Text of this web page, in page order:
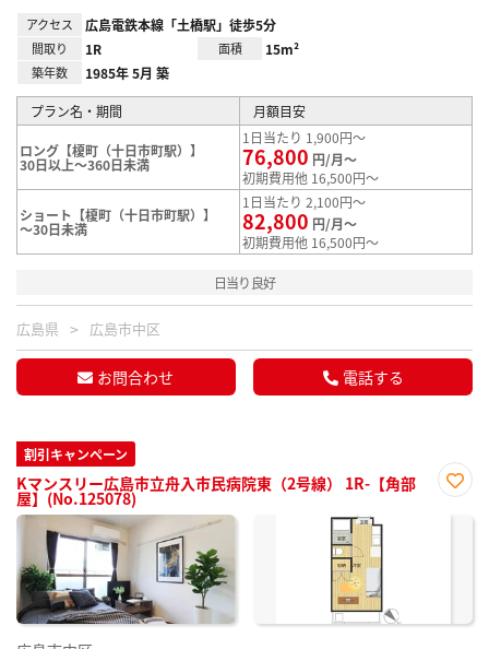
アクセス 広島電鉄本線「土橋駅」徒歩5分
間取り 1R 面積 15m²
築年数 1985年 5月 築
プラン名・期間 月額目安
ロング【榎町（十日市町駅）】
30日以上～360日未満
1日当たり 1,900円～
76,800 円/月～
初期費用他 16,500円～
ショート【榎町（十日市町駅）】
～30日未満
1日当たり 2,100円～
82,800 円/月～
初期費用他 16,500円～
日当り良好
広島県 広島市中区
お問合わせ 電話する
割引キャンペーン
Kマンスリー広島市立舟入市民病院東（2号線） 1R-【角部
屋】(No.125078)
に入